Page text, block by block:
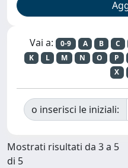
Vai a: 0-9 A B C
K
L M N O P
X
o inserisci le iniziali:
Mostrati risultati da 3 a 5
di 5